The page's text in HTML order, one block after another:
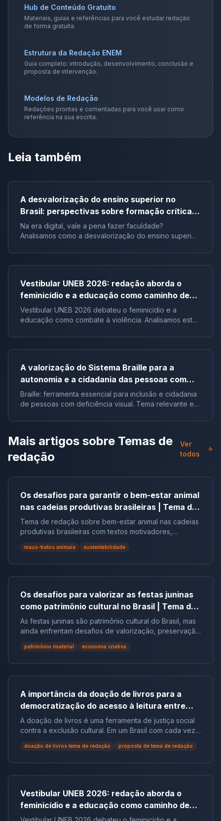
Hub de Conteúdo Gratuito
Materiais, guias e referências para você estudar redação
de forma gratuita.
Estrutura da Redação ENEM
Guia completo: introdução, desenvolvimento, conclusão e
proposta de intervenção.
Modelos de Redação
Redações prontas e comentadas para você usar como
referência na sua escrita.
Leia também
A desvalorização do ensino superior no
Brasil: perspectivas sobre formação crítica e
influência digital |Tema de redação
Na era digital, vale a pena fazer faculdade?
Analisamos como a desvalorização do ensino superior
Brasil.
Vestibular UNEB 2026: redação aborda o
feminicídio e a educação como caminho de
combate à violência
Vestibular UNEB 2026 debateu o feminicídio e a
educação como combate à violência. Analisamos este
para futuras pautas sociais.
A valorização do Sistema Braille para a
autonomia e a cidadania das pessoas com
deficiência visual no Brasil |Tema de redação
Braille: ferramenta essencial para inclusão e cidadania
de pessoas com deficiência visual. Tema relevante em
Mais artigos sobre Temas de
redação
Ver
todos
Os desafios para garantir o bem-estar animal
nas cadeias produtivas brasileiras | Tema de
redação
Tema de redação sobre bem-estar animal nas cadeias
produtivas brasileiras com textos motivadores,
repertórios, argumentos e modelos.
maus-tratos animais sustentabilidade
Os desafios para valorizar as festas juninas
como patrimônio cultural no Brasil | Tema de
redação
As festas juninas são patrimônio cultural do Brasil, mas
ainda enfrentam desafios de valorização, preservação
e reconhecimento social.
patrimônio imaterial economia criativa
A importância da doação de livros para a
democratização do acesso à leitura entre
populações em situação de vulnerabilidade
social no Brasil | Tema de Redação
A doação de livros é uma ferramenta de justiça social
contra a exclusão cultural. Em um Brasil com cada vez
mais não leitores, ela democratiza o acesso ao
conhecimento e reduz desigualdades.
doação de livros tema de redação proposta de tema de redação
Vestibular UNEB 2026: redação aborda o
feminicídio e a educação como caminho de
combate à violência